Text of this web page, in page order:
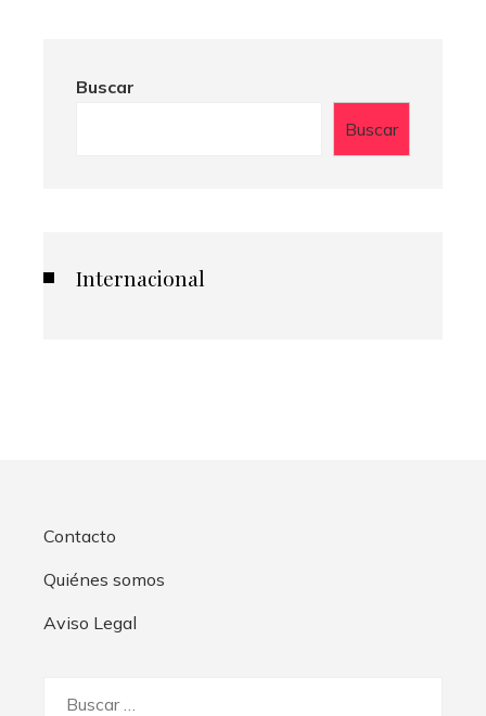
Buscar
Buscar
Internacional
Contacto
Quiénes somos
Aviso Legal